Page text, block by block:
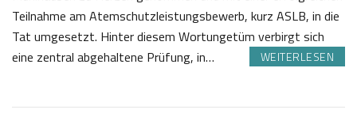
Teilnahme am Atemschutzleistungsbewerb, kurz ASLB, in die
Tat umgesetzt. Hinter diesem Wortungetüm verbirgt sich
eine zentral abgehaltene Prüfung, in…
WEITERLESEN
3
o